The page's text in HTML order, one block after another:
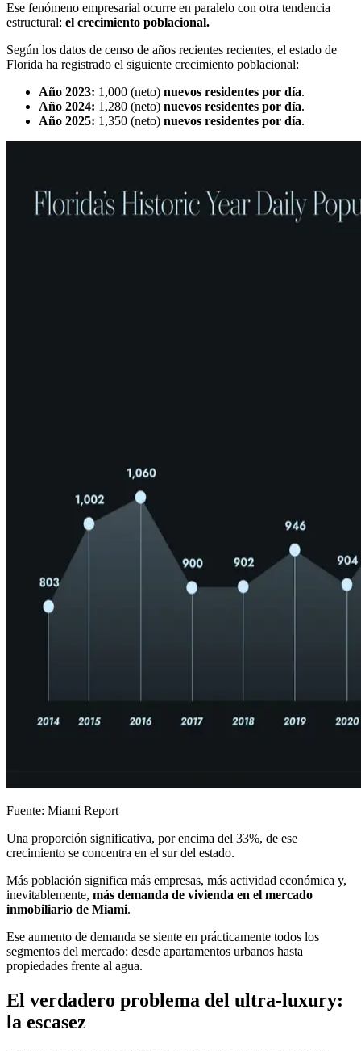
Ese fenómeno empresarial ocurre en paralelo con otra tendencia
estructural: el crecimiento poblacional.
Según los datos de censo de años recientes recientes, el estado de
Florida ha registrado el siguiente crecimiento poblacional:
Año 2023: 1,000 (neto) nuevos residentes por día.
Año 2024: 1,280 (neto) nuevos residentes por día.
Año 2025: 1,350 (neto) nuevos residentes por día.
Fuente: Miami Report
Una proporción significativa, por encima del 33%, de ese
crecimiento se concentra en el sur del estado.
Más población significa más empresas, más actividad económica y,
inevitablemente, más demanda de vivienda en el mercado
inmobiliario de Miami.
Ese aumento de demanda se siente en prácticamente todos los
segmentos del mercado: desde apartamentos urbanos hasta
propiedades frente al agua.
El verdadero problema del ultra-luxury:
la escasez